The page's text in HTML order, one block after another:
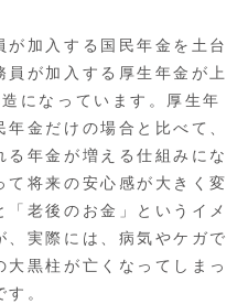
が加入する国民年金を土台
が加入する厚生年金が上
になっています。厚生年
金だけの場合と比べて、
年金が増える仕組みにな
て将来の安心感が大きく変
老後のお金」というイメ
、実際には、病気やケガで
黒柱が亡くなってしまっ
。